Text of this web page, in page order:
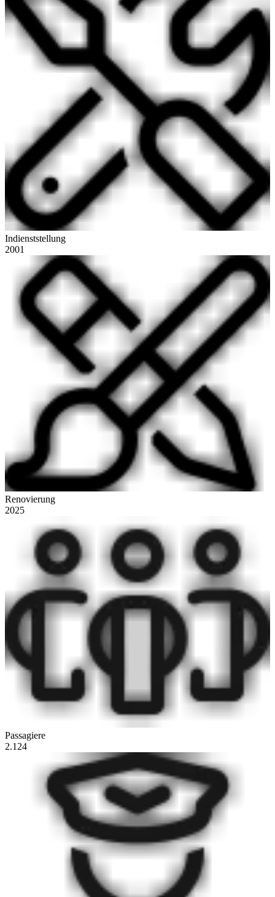
Indienststellung
2001
Renovierung
2025
Passagiere
2.124